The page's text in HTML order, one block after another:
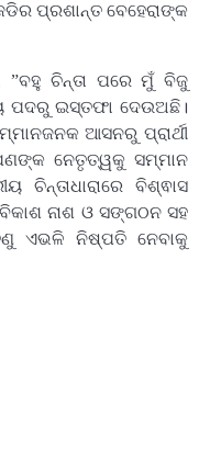
ପ୍ରଶାନ୍ତ ବେହେରାଙ୍କ
”ବହୁ ଚିନ୍ତା ପରେ ମୁଁ ବିଜୁ
ପଦରୁ ଇସ୍ତଫା ଦେଉଅଛି।
ଆସନରୁ ପ୍ରାର୍ଥୀ
ନେତୃତ୍ୱକୁ ସମ୍ମାନ
ଚିନ୍ତାଧାରାରେ ବିଶ୍ଵାସ
ନାଶ ଓ ସଙ୍ଗଠନ ସହ
ଏଭଳି ନିଷ୍ପତି ନେବାକୁ